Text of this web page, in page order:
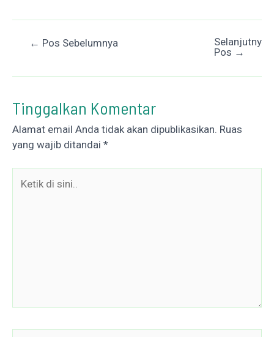
Post← Pos Sebelumnya
Selanjutnya
Pos →
Tinggalkan Komentar
Alamat email Anda tidak akan dipublikasikan. Ruas
yang wajib ditandai *